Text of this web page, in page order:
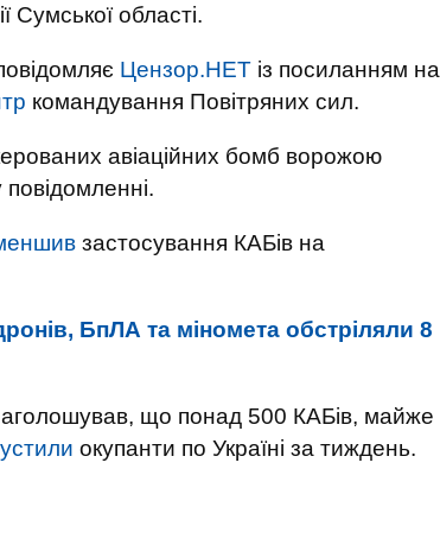
Сумської області.
Цензор.НЕТ із посиланням на
командування Повітряних сил.
авіаційних бомб ворожою
застосування КАБів на
БпЛА та міномета обстріляли 8
що понад 500 КАБів, майже
окупанти по Україні за тиждень.